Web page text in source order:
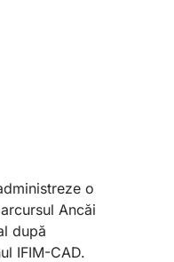
o
Ancăi
după
IFIM-CAD.